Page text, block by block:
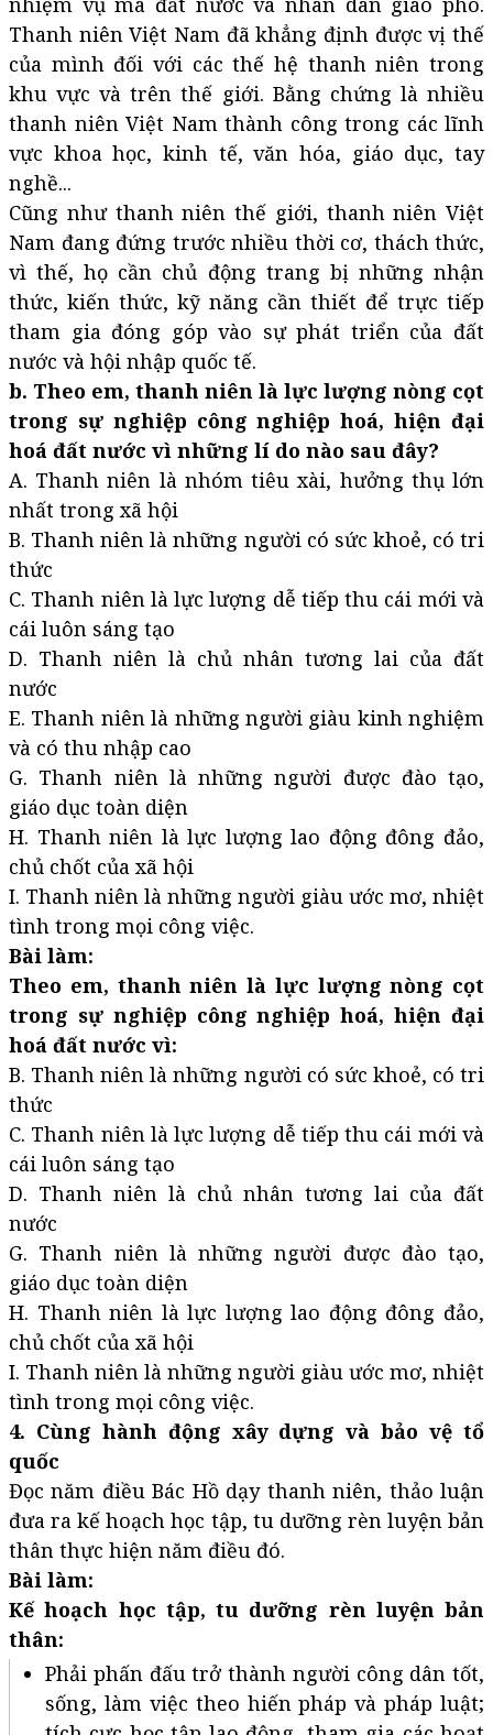
Thanh niên Việt Nam đã khẳng định được vị thế
của mình đối với các thế hệ thanh niên trong
khu vực và trên thế giới. Bằng chứng là nhiều
thanh niên Việt Nam thành công trong các lĩnh
vực khoa học, kinh tế, văn hóa, giáo dục, tay
nghề...
Cũng như thanh niên thế giới, thanh niên Việt
Nam đang đứng trước nhiều thời cơ, thách thức,
vì thế, họ cần chủ động trang bị những nhận
thức, kiến thức, kỹ năng cần thiết để trực tiếp
tham gia đóng góp vào sự phát triển của đất
nước và hội nhập quốc tế.
b. Theo em, thanh niên là lực lượng nòng cọt
trong sự nghiệp công nghiệp hoá, hiện đại
hoá đất nước vì những lí do nào sau đây?
A. Thanh niên là nhóm tiêu xài, hưởng thụ lớn
nhất trong xã hội
B. Thanh niên là những người có sức khoẻ, có tri
thức
C. Thanh niên là lực lượng dễ tiếp thu cái mới và
cái luôn sáng tạo
D. Thanh niên là chủ nhân tương lai của đất
nước
E. Thanh niên là những người giàu kinh nghiệm
và có thu nhập cao
G. Thanh niên là những người được đào tạo,
giáo dục toàn diện
H. Thanh niên là lực lượng lao động đông đảo,
chủ chốt của xã hội
I. Thanh niên là những người giàu ước mơ, nhiệt
tình trong mọi công việc.
Bài làm:
Theo em, thanh niên là lực lượng nòng cọt
trong sự nghiệp công nghiệp hoá, hiện đại
hoá đất nước vì:
B. Thanh niên là những người có sức khoẻ, có tri
thức
C. Thanh niên là lực lượng dễ tiếp thu cái mới và
cái luôn sáng tạo
D. Thanh niên là chủ nhân tương lai của đất
nước
G. Thanh niên là những người được đào tạo,
giáo dục toàn diện
H. Thanh niên là lực lượng lao động đông đảo,
chủ chốt của xã hội
I. Thanh niên là những người giàu ước mơ, nhiệt
tình trong mọi công việc.
4. Cùng hành động xây dựng và bảo vệ tổ
quốc
Đọc năm điều Bác Hồ dạy thanh niên, thảo luận
đưa ra kế hoạch học tập, tu dưỡng rèn luyện bản
thân thực hiện năm điều đó.
Bài làm:
Kế hoạch học tập, tu dưỡng rèn luyện bản
thân:
Phải phấn đấu trở thành người công dân tốt,
sống, làm việc theo hiến pháp và pháp luật;